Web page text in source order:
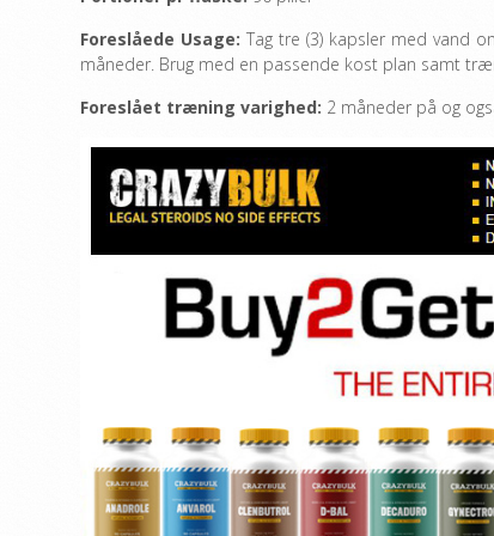
Foreslåede Usage: Tag tre (3) kapsler med vand
måneder. Brug med en passende kost plan samt
Foreslået træning varighed: 2 måneder på og